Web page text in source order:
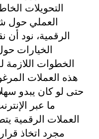
التحويلات
العملي حول
الرقمية، نود
الخيارات
الخطوات
هذه العملات
حتى لو كان يبدو
ما عبر
العملات الرقمية
مجرد اتخاذ